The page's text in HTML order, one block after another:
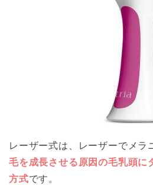
レーザー式は、レーザーでメラ
毛を成長させる原因の毛乳頭に
方式です。